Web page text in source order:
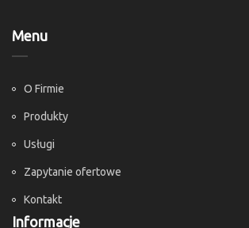
Menu
O Firmie
Produkty
Usługi
Zapytanie ofertowe
Kontakt
Informacje